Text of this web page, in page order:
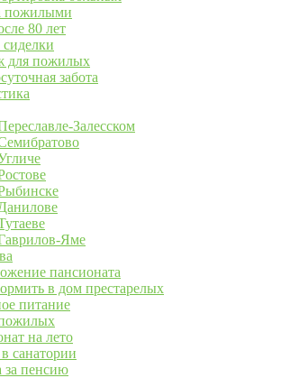
пожилыми
80 лет
для пожилых
забота
Залесском
Яме
пансионата
в дом престарелых
питание
на лето
санатории
за пенсию